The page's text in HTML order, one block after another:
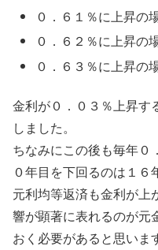
０．６１％に上昇の
０．６２％に上昇の
０．６３％に上昇の
金利が０．０３％上昇す
しました。
ちなみにこの後も毎年０
０年目を下回るのは１６
元利均等返済も金利が上
響が顕著に表れるのが元
おく必要があると思いま